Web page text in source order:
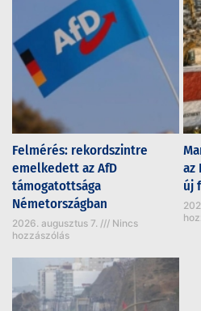
Felmérés: rekordszintre
emelkedett az AfD
támogatottsága
Németországban
2026. augusztus 7.
Nincs
hozzászólás
az
új